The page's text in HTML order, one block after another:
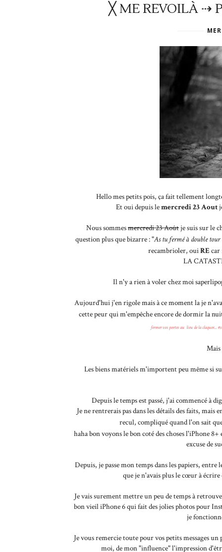
╳ ME REVOILÀ ⇢
Hello mes petits pois, ça fait tellement
Et oui depuis lemercredi 23 Aout
Nous sommesmercredi 23 Aoûtje suis sur le
question plus que bizarre : "As tu fermé à double
recambrioler, ouiREcar
LA
Il n'y a rien à voler chez moi
Aujourd'hui j'en rigole mais à ce moment la je
cette peur qui m'empêche encore de dormir la
fermer vos portes au lieu de la claquer...
Mais
Les biens matériels m'importent peu même si
Depuis le temps est passé, j'ai commencé à
Je ne rentrerais pas dans les détails des faits,
recul, compliqué quand l'on sait
haha bon voyons le bon coté des choses l'iPhone
excuse de
Depuis, je passe mon temps dans les papiers,
que je n'avais plus le cœur à
Je vais surement mettre un peu de temps à
bon vieil iPhone 6 qui fait des jolies photos pour
je
Je vous remercie toute pour vos petits messages
moi, de mon "influence" l'impression